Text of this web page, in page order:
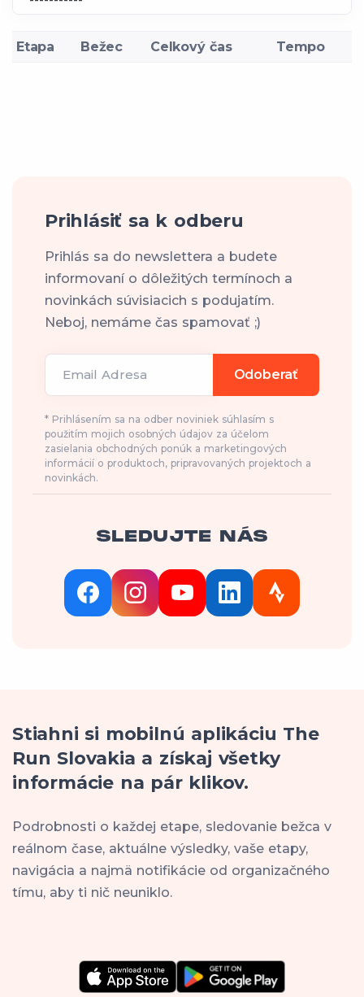
Etapa Bežec Celkový čas Tempo
Prihlásiť sa k odberu
Prihlás sa do newslettera a budete
informovaní o dôležitých termínoch a
novinkách súvisiacich s podujatím.
Neboj, nemáme čas spamovať ;)
Email Adresa Odoberať
* Prihlásením sa na odber noviniek súhlasím s
použitím mojich osobných údajov za účelom
zasielania obchodných ponúk a marketingových
informácií o produktoch, pripravovaných projektoch a
novinkách.
SLEDUJTE NÁS
Stiahni si mobilnú aplikáciu The
Run Slovakia a získaj všetky
informácie na pár klikov.
Podrobnosti o každej etape, sledovanie bežca v
reálnom čase, aktuálne výsledky, vaše etapy,
navigácia a najmä notifikácie od organizačného
tímu, aby ti nič neuniklo.